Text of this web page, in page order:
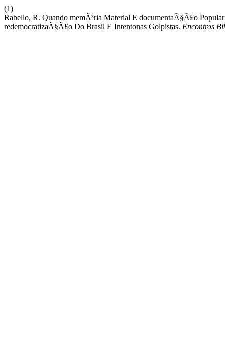
(1)
Rabello, R. Quando memÃ³ria Material E documentaÃ§Ã£o
redemocratizaÃ§Ã£o Do Brasil E Intentonas Golpistas. Encontros